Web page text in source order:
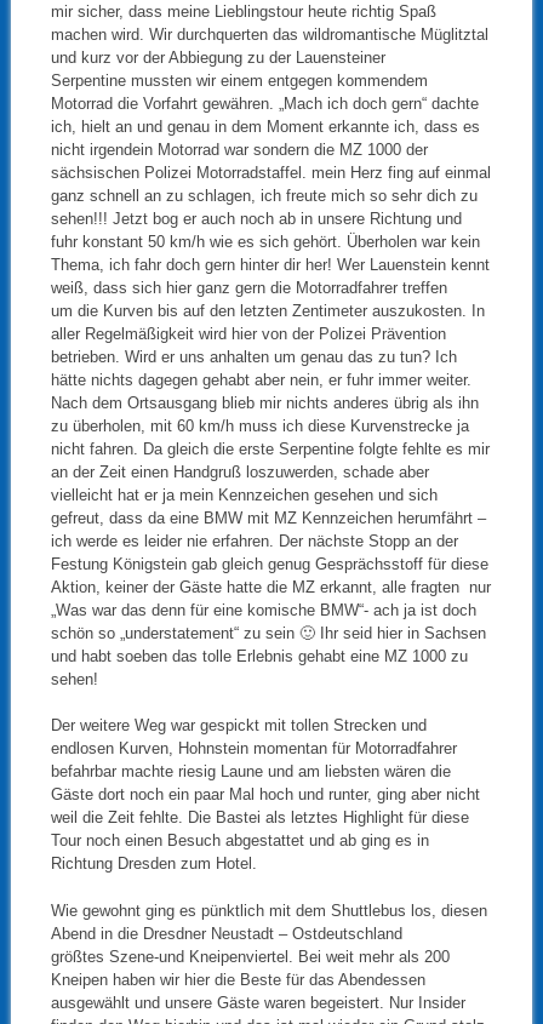
mir sicher, dass meine Lieblingstour heute richtig Spaß
machen wird. Wir durchquerten das wildromantische Müglitztal
und kurz vor der Abbiegung zu der Lauensteiner
Serpentine mussten wir einem entgegen kommendem
Motorrad die Vorfahrt gewähren. „Mach ich doch gern“ dachte
ich, hielt an und genau in dem Moment erkannte ich, dass es
nicht irgendein Motorrad war sondern die MZ 1000 der
sächsischen Polizei Motorradstaffel. mein Herz fing auf einmal
ganz schnell an zu schlagen, ich freute mich so sehr dich zu
sehen!!! Jetzt bog er auch noch ab in unsere Richtung und
fuhr konstant 50 km/h wie es sich gehört. Überholen war kein
Thema, ich fahr doch gern hinter dir her! Wer Lauenstein kennt
weiß, dass sich hier ganz gern die Motorradfahrer treffen
um die Kurven bis auf den letzten Zentimeter auszukosten. In
aller Regelmäßigkeit wird hier von der Polizei Prävention
betrieben. Wird er uns anhalten um genau das zu tun? Ich
hätte nichts dagegen gehabt aber nein, er fuhr immer weiter.
Nach dem Ortsausgang blieb mir nichts anderes übrig als ihn
zu überholen, mit 60 km/h muss ich diese Kurvenstrecke ja
nicht fahren. Da gleich die erste Serpentine folgte fehlte es mir
an der Zeit einen Handgruß loszuwerden, schade aber
vielleicht hat er ja mein Kennzeichen gesehen und sich
gefreut, dass da eine BMW mit MZ Kennzeichen herumfährt –
ich werde es leider nie erfahren. Der nächste Stopp an der
Festung Königstein gab gleich genug Gesprächsstoff für diese
Aktion, keiner der Gäste hatte die MZ erkannt, alle fragten nur
„Was war das denn für eine komische BMW“- ach ja ist doch
schön so „understatement“ zu sein 🙂 Ihr seid hier in Sachsen
und habt soeben das tolle Erlebnis gehabt eine MZ 1000 zu
sehen!
Der weitere Weg war gespickt mit tollen Strecken und
endlosen Kurven, Hohnstein momentan für Motorradfahrer
befahrbar machte riesig Laune und am liebsten wären die
Gäste dort noch ein paar Mal hoch und runter, ging aber nicht
weil die Zeit fehlte. Die Bastei als letztes Highlight für diese
Tour noch einen Besuch abgestattet und ab ging es in
Richtung Dresden zum Hotel.
Wie gewohnt ging es pünktlich mit dem Shuttlebus los, diesen
Abend in die Dresdner Neustadt – Ostdeutschland
größtes Szene-und Kneipenviertel. Bei weit mehr als 200
Kneipen haben wir hier die Beste für das Abendessen
ausgewählt und unsere Gäste waren begeistert. Nur Insider